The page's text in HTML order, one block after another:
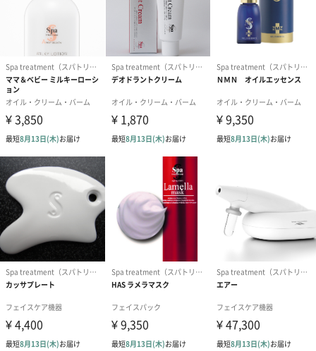
また、宮古島の特定農場で栽培されるアロエは、太陽の恵みや大
地の養分をタップリと吸い上げ青々した葉を育てます。このよう
に大地の恵みをスキンケアの主成分として配合しました。
ナチュラル志向の女性におすすめです。
「Spa treatment（スパトリートメント）」
エステティックサロンなどのプロユース製品として2004年に発
売。エビデンスの取れた製品開発を行っており、美容のプロも納
得される処方です。
商品詳細情報
ズ
商品本体重量